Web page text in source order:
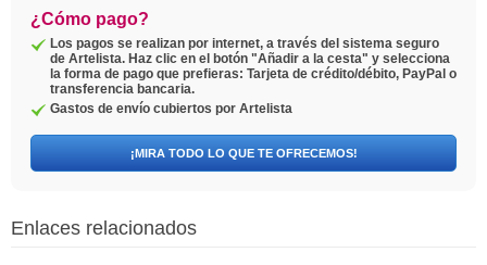
¿Cómo pago?
Los pagos se realizan por internet, a través del sistema seguro
de Artelista. Haz clic en el botón "Añadir a la cesta" y selecciona
la forma de pago que prefieras: Tarjeta de crédito/débito, PayPal o
transferencia bancaria.
Gastos de envío cubiertos por Artelista
¡MIRA TODO LO QUE TE OFRECEMOS!
Enlaces relacionados